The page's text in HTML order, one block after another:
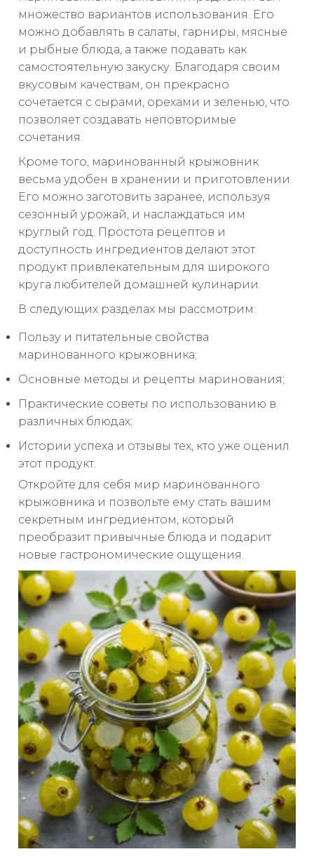
множество вариантов использования. Его
можно добавлять в салаты, гарниры, мясные
и рыбные блюда, а также подавать как
самостоятельную закуску. Благодаря своим
вкусовым качествам, он прекрасно
сочетается с сырами, орехами и зеленью, что
позволяет создавать неповторимые
сочетания.
Кроме того, маринованный крыжовник
весьма удобен в хранении и приготовлении.
Его можно заготовить заранее, используя
сезонный урожай, и наслаждаться им
круглый год. Простота рецептов и
доступность ингредиентов делают этот
продукт привлекательным для широкого
круга любителей домашней кулинарии.
В следующих разделах мы рассмотрим:
Пользу и питательные свойства
маринованного крыжовника;
Основные методы и рецепты маринования;
Практические советы по использованию в
различных блюдах;
Истории успеха и отзывы тех, кто уже оценил
этот продукт.
Откройте для себя мир маринованного
крыжовника и позвольте ему стать вашим
секретным ингредиентом, который
преобразит привычные блюда и подарит
новые гастрономические ощущения.